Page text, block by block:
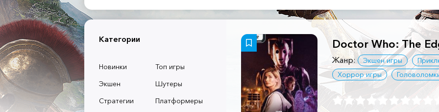
Категории
Новинки
Топ игры
Экшен
Шутеры
Стратегии
Платформеры
Doctor Who: The
Жанр: Экшен игры
Хоррор игры